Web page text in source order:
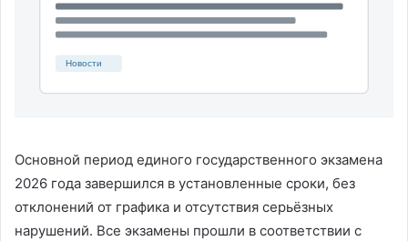
Основной период единого государственного экзамена
2026 года завершился в установленные сроки, без
отклонений от графика и отсутствия серьёзных
нарушений. Все экзамены прошли в соответствии с